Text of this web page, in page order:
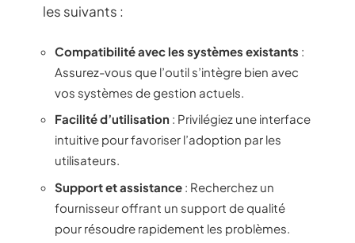
les suivants :
Compatibilité avec les systèmes existants :
Assurez-vous que l’outil s’intègre bien avec
vos systèmes de gestion actuels.
Facilité d’utilisation : Privilégiez une interface
intuitive pour favoriser l’adoption par les
utilisateurs.
Support et assistance : Recherchez un
fournisseur offrant un support de qualité
pour résoudre rapidement les problèmes.